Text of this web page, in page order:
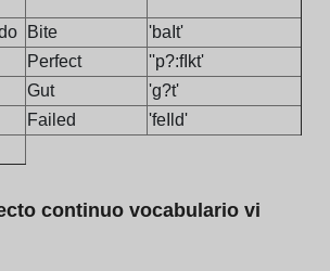
Bite
'baIt'
Perfect
''p?:fIkt'
Gut
'g?t'
Failed
'feIld'
continuo vocabulario vi